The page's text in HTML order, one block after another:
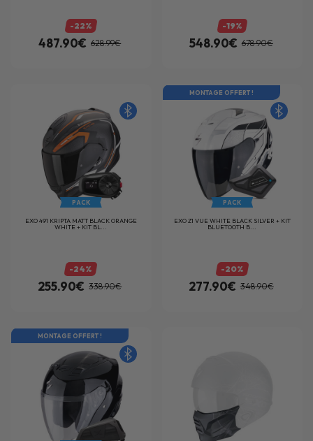
-22%
487.90€ 628.99€
-19%
548.90€ 678.90€
PACK
EXO 491 KRIPTA MATT BLACK ORANGE
WHITE + KIT BL...
-24%
255.90€ 338.90€
MONTAGE OFFERT !
PACK
EXO Z1 VUE WHITE BLACK SILVER + KIT
BLUETOOTH B...
-20%
277.90€ 348.90€
MONTAGE OFFERT !